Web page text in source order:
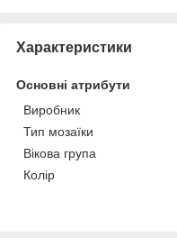
Характеристики
Основні атрибути
Виробник
Тип мозаїки
Вікова група
Колір